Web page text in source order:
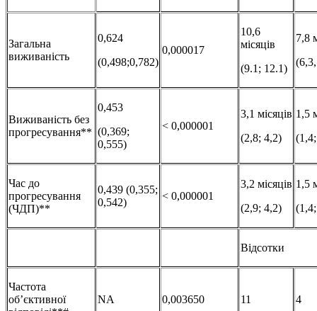
Загальна
виживаність
0,624
(0,498;0,782)
0,000017
10,6
місяців
(9.1; 12.1)
7,8
Виживаність без
прогресування**
0,453
(0,369;
0,555)
< 0,000001
3,1 місяців
(2,8; 4,2)
1,5
Час до
прогресування
(ЧДП)**
0,439 (0,355;
0,542)
< 0,000001
3,2 місяців
(2,9; 4,2)
1,5
Відсотки
Частота
об’єктивної
NA 0,003650 11 4